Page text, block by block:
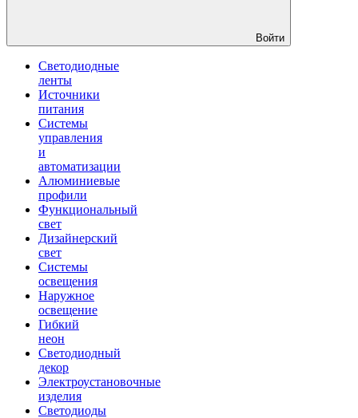
Войти
Светодиодные
ленты
Источники
питания
Системы
управления
и
автоматизации
Алюминиевые
профили
Функциональный
свет
Дизайнерский
свет
Системы
освещения
Наружное
освещение
Гибкий
неон
Светодиодный
декор
Электроустановочные
изделия
Светодиоды